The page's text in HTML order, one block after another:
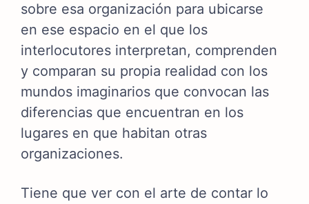
sobre esa organización para ubicarse
en ese espacio en el que los
interlocutores interpretan, comprenden
y comparan su propia realidad con los
mundos imaginarios que convocan las
diferencias que encuentran en los
lugares en que habitan otras
organizaciones.
Tiene que ver con el arte de contar lo